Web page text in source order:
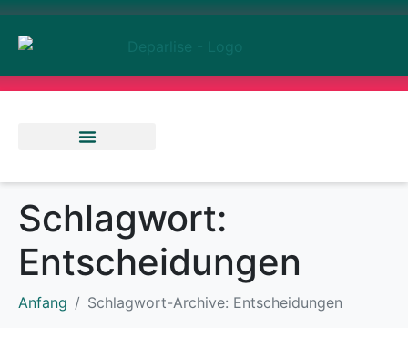
Schlagwort:
Entscheidungen
Anfang Schlagwort-Archive: Entscheidungen